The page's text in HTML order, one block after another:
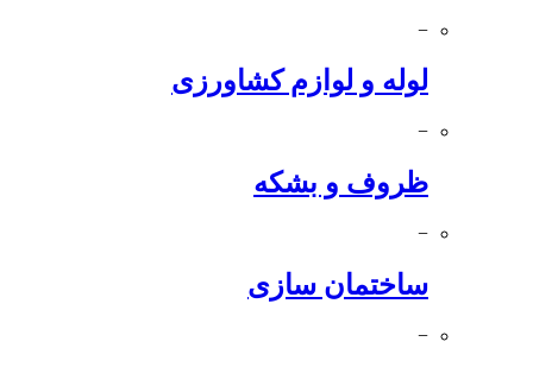
−
لوله و لوازم کشاورزی
−
ظروف و بشکه
−
ساختمان سازی
−